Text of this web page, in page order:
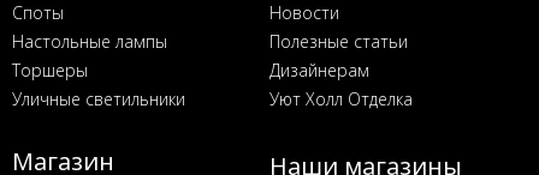
Споты
Настольные лампы
Торшеры
Уличные светильники
Новости
Полезные статьи
Дизайнерам
Уют Холл Отделка
Магазин Наши магазины